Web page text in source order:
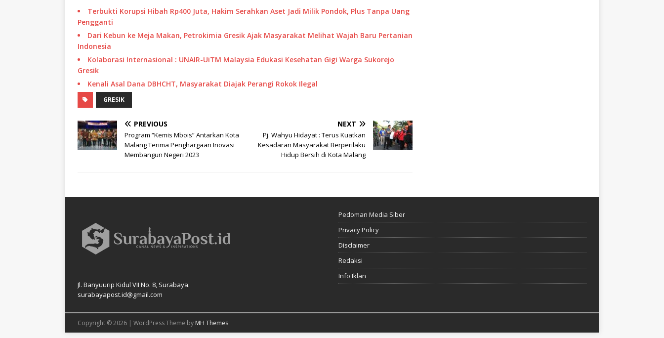
Terbukti Korupsi Hibah Rp400 Juta, Hakim Serahkan Aset Jadi Milik Pondok, Plus Tanpa Uang
Pengganti
Dari Kebun ke Meja Makan, Petrokimia Gresik Ajak Masyarakat Melihat Wajah Baru Pertanian
Indonesia
Kolaborasi Internasional : UNAIR-UiTM Malaysia Edukasi Kesehatan Gigi Warga Sukorejo
Gresik
Kenali Asal Dana DBHCHT, Masyarakat Diajak Perangi Rokok Ilegal
GRESIK
PREVIOUS
Program “Kemis Mbois” Antarkan Kota
Malang Terima Penghargaan Inovasi
Membangun Negeri 2023
NEXT
Pj. Wahyu Hidayat : Terus Kuatkan
Kesadaran Masyarakat Berperilaku
Hidup Bersih di Kota Malang
Jl. Banyuurip Kidul VII No. 8, Surabaya.
surabayapost.id@gmail.com
Pedoman Media Siber
Privacy Policy
Disclaimer
Redaksi
Info Iklan
Copyright © 2026 | WordPress Theme by MH Themes